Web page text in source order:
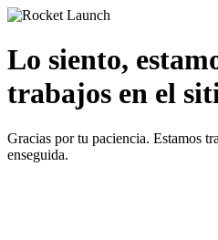
Lo siento,
trabajos en el
Gracias por tu paciencia. Estamos
enseguida.